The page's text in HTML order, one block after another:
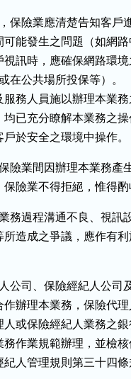
保險業應清楚告知客戶
可能發生之問題（如網
視訊時，應確保網路環
或在公共場所投保等）。
服務人員施以辦理本業
均已充分瞭解本業務之
戶於安全之環境中操作。
險業間因辦理本業務產
保險業不得拒絕，惟得酌
務過程溝通不良、視訊
所造成之爭議，應作有
公司、保險經紀人公司
作辦理本業務，保險代
人或保險經紀人業務之
務作業規範辦理，並檢
紀人管理規則第三十四